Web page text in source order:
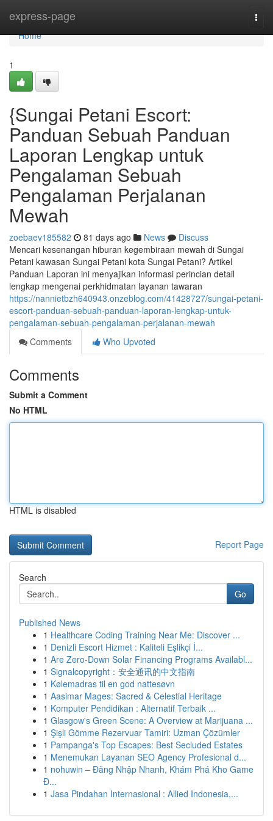
express-page
Home
Home
1
{Sungai Petani Escort:
Panduan Sebuah Panduan
Laporan Lengkap untuk
Pengalaman Sebuah
Pengalaman Perjalanan
Mewah
zoebaev185582 81 days ago News
Discuss
Mencari kesenangan hiburan kegembiraan mewah di Sungai
Petani kawasan Sungai Petani kota Sungai Petani? Artikel
Panduan Laporan ini menyajikan informasi perincian detail
lengkap mengenai perkhidmatan layanan tawaran
https://nannietbzh640943.onzeblog.com/41428727/sungai-petani-
escort-panduan-sebuah-panduan-laporan-lengkap-untuk-
pengalaman-sebuah-pengalaman-perjalanan-mewah
Comments
Who Upvoted
Comments
Submit a Comment
No HTML
HTML is disabled
Report Page
Search
Go
Published News
1 Healthcare Coding Training Near Me: Discover ...
1 Denizli Escort Hizmet : Kaliteli Eşlikçi İ...
1 Are Zero-Down Solar Financing Programs Availabl...
1 Signalcopyright：安全通讯的中文指南
1 Kølemadras til en god nattesøvn
1 Aasimar Mages: Sacred & Celestial Heritage
1 Komputer Pendidikan : Alternatif Terbaik ...
1 Glasgow's Green Scene: A Overview at Marijuana ...
1 Şişli Gömme Rezervuar Tamiri: Uzman Çözümler
1 Pampanga's Top Escapes: Best Secluded Estates
1 Menemukan Layanan SEO Agency Profesional d...
1 nohuwin – Đăng Nhập Nhanh, Khám Phá Kho Game
Đ...
1 Jasa Pindahan Internasional : Allied Indonesia,...